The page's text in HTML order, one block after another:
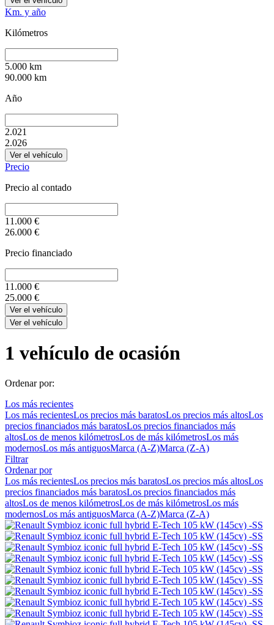
Km. y año
Kilómetros
5.000 km
90.000 km
Año
2.021
2.026
Ver el vehículo
Precio
Precio al contado
11.000 €
26.000 €
Precio financiado
11.000 €
25.000 €
Ver el vehículo
Ver el vehículo
1 vehículo de ocasión
Ordenar por:
Los más recientes
Los más recientesLos precios más baratosLos precios más altosLos
precios financiados más baratosLos precios financiados más
altosLos de menos kilómetrosLos de más kilómetrosLos más
modernosLos más antiguosMarca (A-Z)Marca (Z-A)
Filtrar
Ordenar por
Los más recientesLos precios más baratosLos precios más altosLos
precios financiados más baratosLos precios financiados más
altosLos de menos kilómetrosLos de más kilómetrosLos más
modernosLos más antiguosMarca (A-Z)Marca (Z-A)